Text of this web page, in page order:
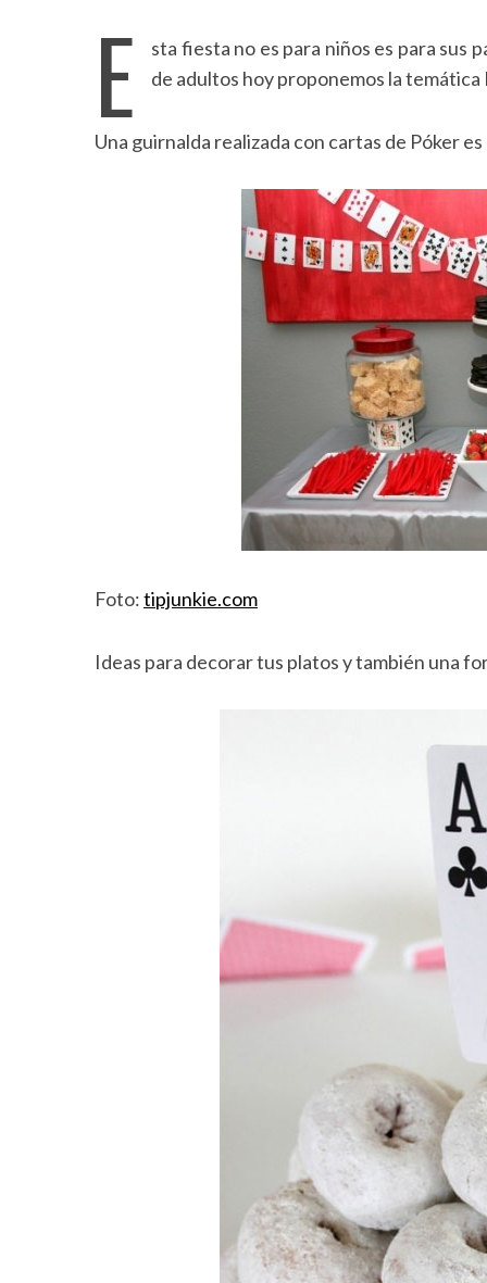
E
sta fiesta no es para niños es para sus
de adultos hoy proponemos la
Una guirnalda realizada con cartas de Póker
Foto:tipjunkie.com
Ideas para decorar tus platos y también una